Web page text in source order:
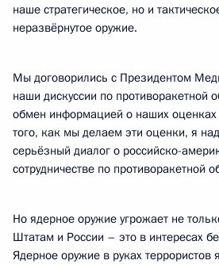
наше стратегическое, но и
неразвёрнутое оружие.
Мы договорились с Президентом
наши дискуссии по противоракетной
обмен информацией о наших
того, как мы делаем эти оценки, я
серьёзный диалог о российско-
сотрудничестве по противоракетной
Но ядерное оружие угрожает не
Штатам и России – это в интересах
Ядерное оружие в руках террористов